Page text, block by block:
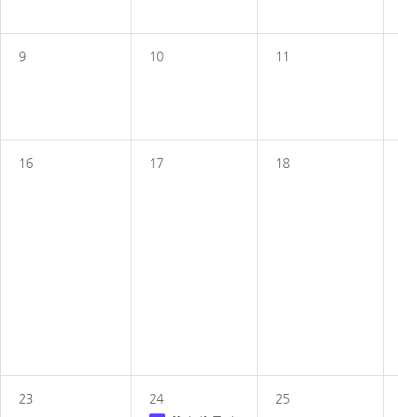
9 10 11
16 17 18
23
24
25